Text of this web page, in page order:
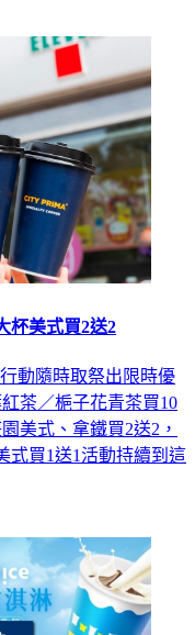
杯美式買2送2
動隨時取祭出限時優
茶／梔子花青茶買10
美式、拿鐵買2送2，
式買1送1活動持續到這